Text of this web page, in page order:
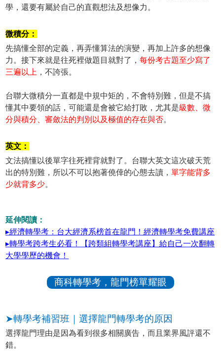
學，還要有屬於自己的直觀想法及想像力。
微積分：
先搞懂全部的定義，再弄懂算法的演變，再加上許多的想像
力。接下來就是往死裡做題目就對了，每份考古題至少寫了
三遍以上 ，不誇張。
台聯大微積分一直都是中規中矩的，不會特別難，但是不搞
懂其中要領的話，可能還是會被它給打敗，尤其是級數、微
分與積分、審斂法的判別以及極值的存在與否。
英文：
文法搞懂以後單字往死裡背就對了。台聯大英文這次破天荒
出的特別難，所以不可以抱著僥倖的心態去讀，單字能背多
少就背多少。
延伸閱讀：
▸經濟轉學考：台大經濟系榜首在龍門！經濟轉學考免費講座
▸轉學考跨考生必看！【跨類組轉學考講座】給自己一次翻轉
大學學歷的機會！
商科轉學考，龍門榜單耀眼
➤轉學考補習班｜選擇龍門轉學考的原因
選擇龍門理由是因為看到很多相關廣告，而且業界風評還不
錯。